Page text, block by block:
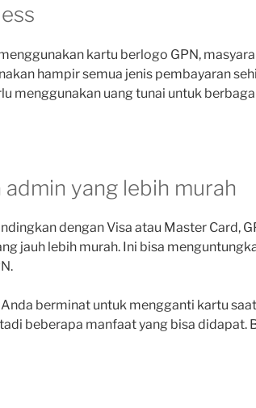
kartu berlogo GPN,
hampir semua jenis pembayaran
menggunakan uang tunai untuk
admin yang lebih murah
dengan Visa atau Master Card,
jauh lebih murah. Ini bisa
Anda berminat untuk mengganti kartu
beberapa manfaat yang bisa didapat.